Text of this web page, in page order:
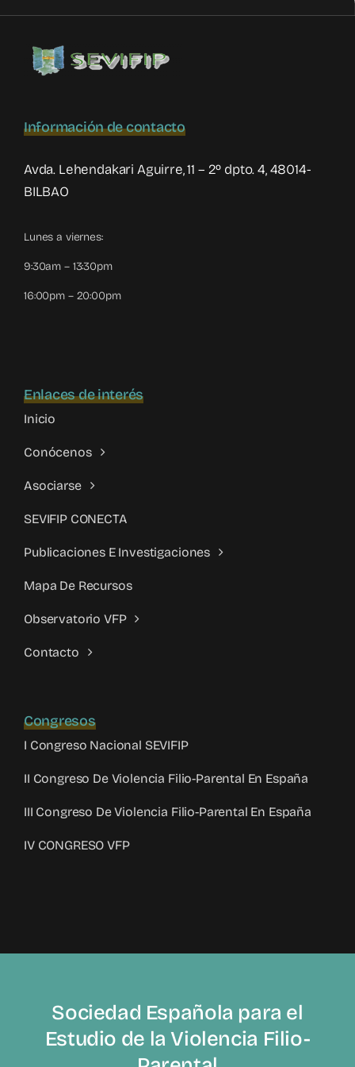
Información de contacto
Avda. Lehendakari Aguirre, 11 – 2º dpto. 4, 48014-
BILBAO
Lunes a viernes:
9:30am – 13:30pm
16:00pm – 20:00pm
Enlaces de interés
Inicio
Conócenos
Asociarse
SEVIFIP CONECTA
Publicaciones E Investigaciones
Mapa De Recursos
Observatorio VFP
Contacto
Congresos
I Congreso Nacional SEVIFIP
II Congreso De Violencia Filio-Parental En España
III Congreso De Violencia Filio-Parental En España
IV CONGRESO VFP
Sociedad Española para el
Estudio de la Violencia Filio-